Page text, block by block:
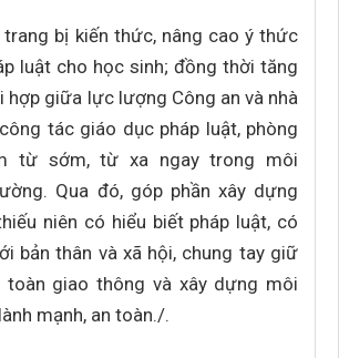
bị kiến thức, nâng cao ý thức
luật cho học sinh; đồng thời tăng
hợp giữa lực lượng Công an và nhà
tác giáo dục pháp luật, phòng
từ sớm, từ xa ngay trong môi
Qua đó, góp phần xây dựng
niên có hiểu biết pháp luật, có
bản thân và xã hội, chung tay giữ
giao thông và xây dựng môi
mạnh, an toàn./.